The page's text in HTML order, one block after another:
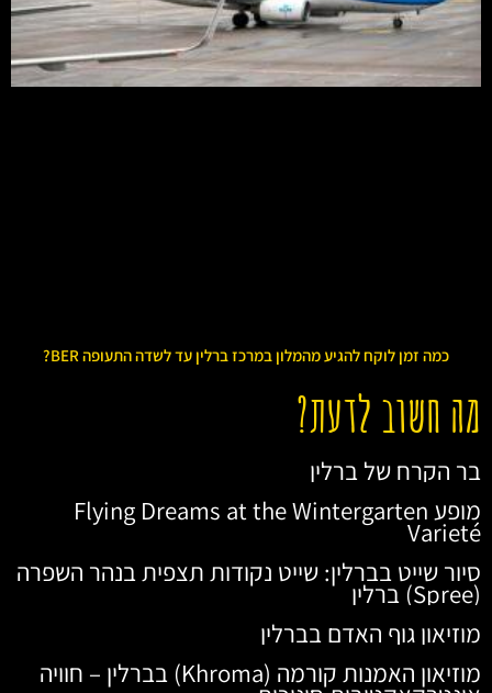
כמה זמן לוקח להגיע מהמלון במרכז ברלין עד לשדה התעופה BER?
מה חשוב לדעת?
בר הקרח של ברלין
מופע Flying Dreams at the Wintergarten
Varieté
סיור שייט בברלין: שייט נקודות תצפית בנהר השפרה
(Spree) ברלין
מוזיאון גוף האדם בברלין
מוזיאון האמנות קורמה (Khroma) בברלין – חוויה